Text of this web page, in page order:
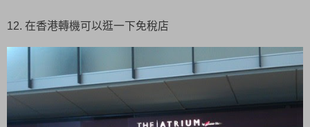
12. 在香港轉機可以逛一下免稅店